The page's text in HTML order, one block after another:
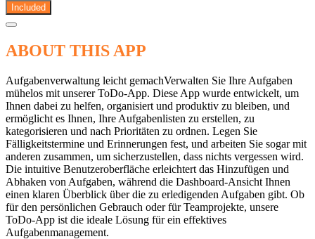
Included
ABOUT THIS APP
Aufgabenverwaltung leicht gemachVerwalten Sie Ihre Aufgaben
mühelos mit unserer ToDo-App. Diese App wurde entwickelt, um
Ihnen dabei zu helfen, organisiert und produktiv zu bleiben, und
ermöglicht es Ihnen, Ihre Aufgabenlisten zu erstellen, zu
kategorisieren und nach Prioritäten zu ordnen. Legen Sie
Fälligkeitstermine und Erinnerungen fest, und arbeiten Sie sogar mit
anderen zusammen, um sicherzustellen, dass nichts vergessen wird.
Die intuitive Benutzeroberfläche erleichtert das Hinzufügen und
Abhaken von Aufgaben, während die Dashboard-Ansicht Ihnen
einen klaren Überblick über die zu erledigenden Aufgaben gibt. Ob
für den persönlichen Gebrauch oder für Teamprojekte, unsere
ToDo-App ist die ideale Lösung für ein effektives
Aufgabenmanagement.